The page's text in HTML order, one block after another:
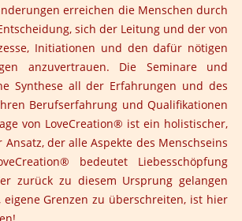
erreichen die Menschen durch
sich der Leitung und der von
Initiationen und den dafür nötigen
anzuvertrauen. Die Seminare und
Synthese all der Erfahrungen und des
Berufserfahrung und Qualifikationen
von LoveCreation® ist ein holistischer,
der alle Aspekte des Menschseins
bedeutet Liebesschöpfung
zurück zu diesem Ursprung gelangen
Grenzen zu überschreiten, ist hier